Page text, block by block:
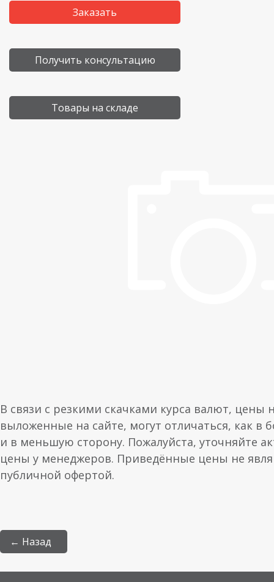
Заказать
Получить консультацию
Товары на складе
В связи с резкими скачками курса валют, цены
выложенные на сайте, могут отличаться, как в
и в меньшую сторону. Пожалуйста, уточняйте
цены у менеджеров. Приведённые цены не
публичной офертой.
← Назад